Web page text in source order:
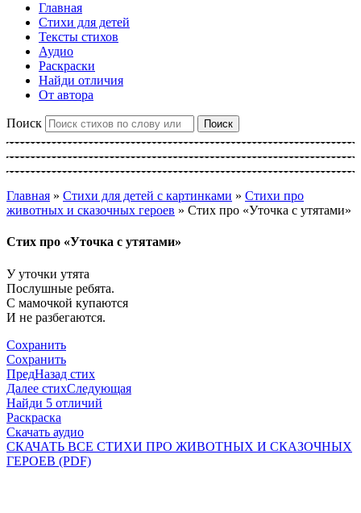
Главная
Стихи для детей
Тексты стихов
Аудио
Раскраски
Найди отличия
От автора
Поиск Поиск
Главная » Стихи для детей с картинками » Стихи про
животных и сказочных героев » Стих про «Уточка с утятами»
Стих про «Уточка с утятами»
У уточки утята
Послушные ребята.
С мамочкой купаются
И не разбегаются.
Сохранить
Сохранить
ПредНазад стих
Далее стихСледующая
Найди 5 отличий
Раскраска
Скачать аудио
СКАЧАТЬ ВСЕ СТИХИ ПРО ЖИВОТНЫХ И СКАЗОЧНЫХ
ГЕРОЕВ (PDF)